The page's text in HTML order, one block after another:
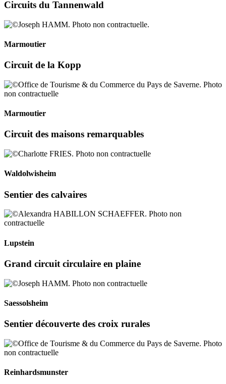
Circuits du Tannenwald
Marmoutier
Circuit de la Kopp
Marmoutier
Circuit des maisons remarquables
Waldolwisheim
Sentier des calvaires
Lupstein
Grand circuit circulaire en plaine
Saessolsheim
Sentier découverte des croix rurales
Reinhardsmunster